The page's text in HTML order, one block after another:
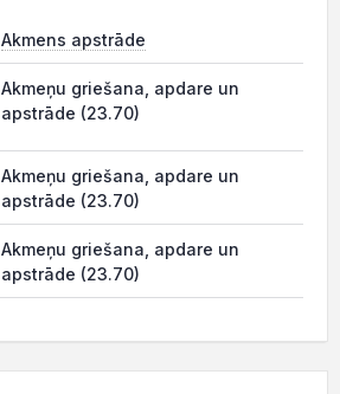
Akmens apstrāde
Akmeņu griešana, apdare un
apstrāde (23.70)
Akmeņu griešana, apdare un
apstrāde (23.70)
Akmeņu griešana, apdare un
apstrāde (23.70)